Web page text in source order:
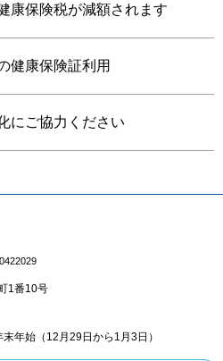
康保険税が減額されます
健康保険証利用
にご協力ください
1番10号
年始（12月29日から1月3日）